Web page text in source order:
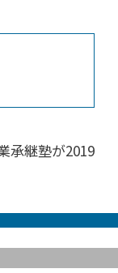
承継塾が2019